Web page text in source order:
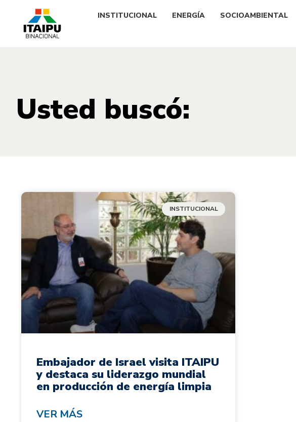
INSTITUCIONAL ENERGÍA SOCIOAMBIENTAL
Usted buscó:
INSTITUCIONAL
Embajador de Israel visita ITAIPU
y destaca su liderazgo mundial
en producción de energía limpia
VER MÁS